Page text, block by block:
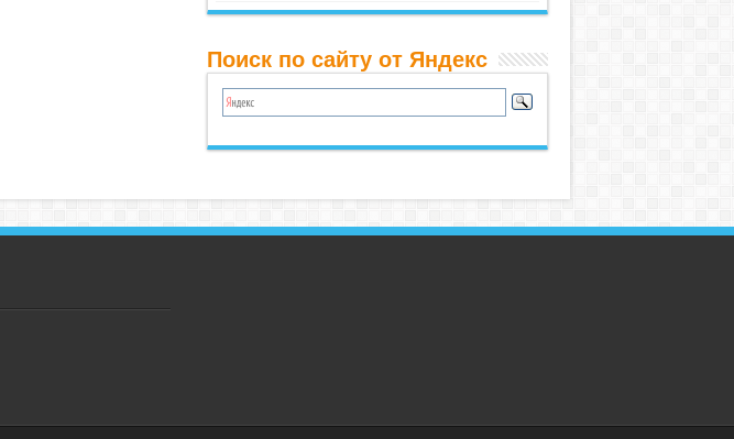
Поиск по сайту от Яндекс